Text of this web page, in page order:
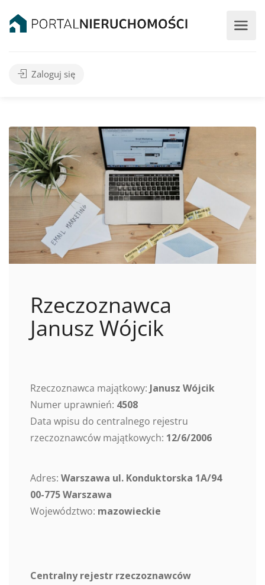
Zaloguj się
Rzeczoznawca
Janusz Wójcik
Rzeczoznawca majątkowy: Janusz Wójcik
Numer uprawnień: 4508
Data wpisu do centralnego rejestru
rzeczoznawców majątkowych: 12/6/2006
Adres: Warszawa ul. Konduktorska 1A/94
00-775 Warszawa
Województwo: mazowieckie
Centralny rejestr rzeczoznawców